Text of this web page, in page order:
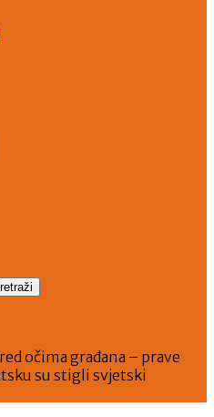
očima građana – prave
su stigli svjetski